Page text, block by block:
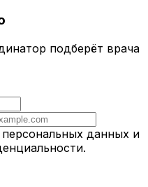
подберёт врача
персональных данных и
.